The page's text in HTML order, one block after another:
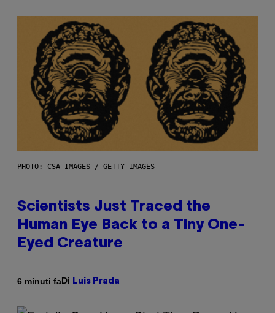
PHOTO: CSA IMAGES / GETTY IMAGES
Scientists Just Traced the
Human Eye Back to a Tiny One-
Eyed Creature
6 minuti faDi Luis Prada